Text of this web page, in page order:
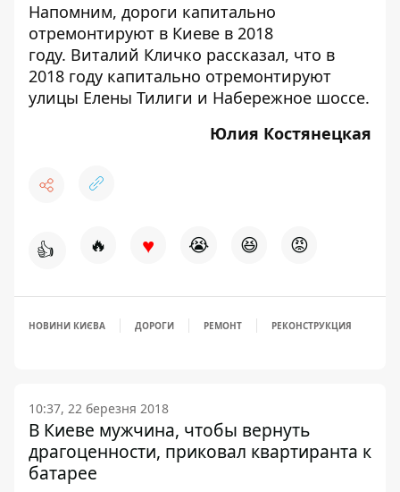
Напомним, дороги капитально
отремонтируют в Киеве в 2018
году. Виталий Кличко рассказал, что в
2018 году капитально отремонтируют
улицы Елены Тилиги и Набережное шоссе.
Юлия Костянецкая
👍 🔥 ♥ 😭 😆 😡
НОВИНИ КИЄВА ДОРОГИ РЕМОНТ РЕКОНСТРУКЦИЯ
10:37, 22 березня 2018
В Киеве мужчина, чтобы вернуть
драгоценности, приковал квартиранта к
батарее